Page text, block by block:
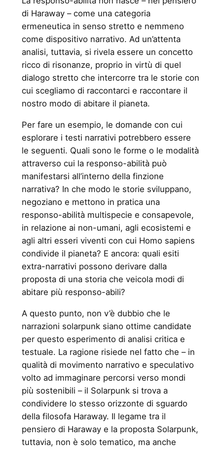
di Haraway – come una categoria
ermeneutica in senso stretto e nemmeno
come dispositivo narrativo. Ad un’attenta
analisi, tuttavia, si rivela essere un concetto
ricco di risonanze, proprio in virtù di quel
dialogo stretto che intercorre tra le storie con
cui scegliamo di raccontarci e raccontare il
nostro modo di abitare il pianeta.
Per fare un esempio, le domande con cui
esplorare i testi narrativi potrebbero essere
le seguenti. Quali sono le forme o le modalità
attraverso cui la responso-abilità può
manifestarsi all’interno della finzione
narrativa? In che modo le storie sviluppano,
negoziano e mettono in pratica una
responso-abilità multispecie e consapevole,
in relazione ai non-umani, agli ecosistemi e
agli altri esseri viventi con cui Homo sapiens
condivide il pianeta? E ancora: quali esiti
extra-narrativi possono derivare dalla
proposta di una storia che veicola modi di
abitare più responso-abili?
A questo punto, non v’è dubbio che le
narrazioni solarpunk siano ottime candidate
per questo esperimento di analisi critica e
testuale. La ragione risiede nel fatto che – in
qualità di movimento narrativo e speculativo
volto ad immaginare percorsi verso mondi
più sostenibili – il Solarpunk si trova a
condividere lo stesso orizzonte di sguardo
della filosofa Haraway. Il legame tra il
pensiero di Haraway e la proposta Solarpunk,
tuttavia, non è solo tematico, ma anche